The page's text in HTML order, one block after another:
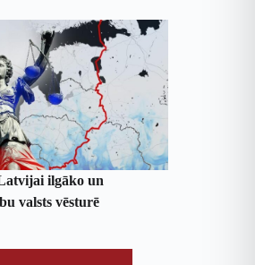
ilgāko un
valsts vēsturē